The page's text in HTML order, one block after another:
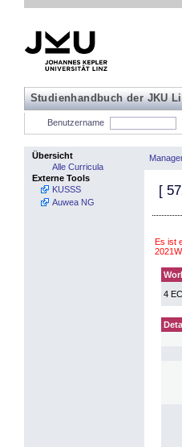
Studienhandbuch der JKU
Benutzername
Übersicht
Alle Curricula
Externe Tools
KUSSS
Auwea NG
[
Es ist
4